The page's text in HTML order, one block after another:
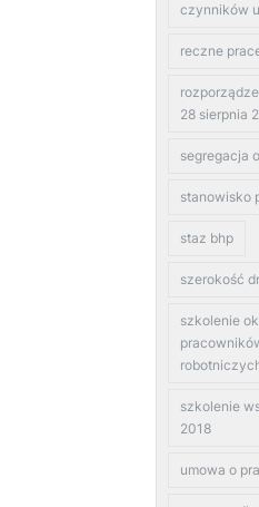
czynników
reczne
28 sierpnia
segregacja
stanowisko
staz bhp
szerokość
szkolenie
szkolenie
2018
umowa o